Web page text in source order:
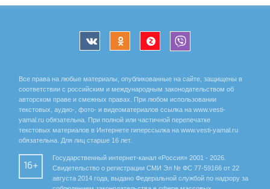
Все права на любые материалы, опубликованные на сайте, защищены в
соответствии с российским и международным законодательством об
авторском праве и смежных правах. При любом использовании
текстовых, аудио-, фото- и видеоматериалов ссылка на www.vesti-
yamal.ru обязательна. При полной или частичной перепечатке
текстовых материалов в Интернете гиперссылка на www.vesti-yamal.ru
обязательна. Для лиц старше 16 лет.
16+
Государственный интернет-канал «Россия» 2001 - 2026.
Свидетельство о регистрации СМИ Эл № ФС 77-59166 от 22
августа 2014 года, выдано Федеральной службой по надзору за